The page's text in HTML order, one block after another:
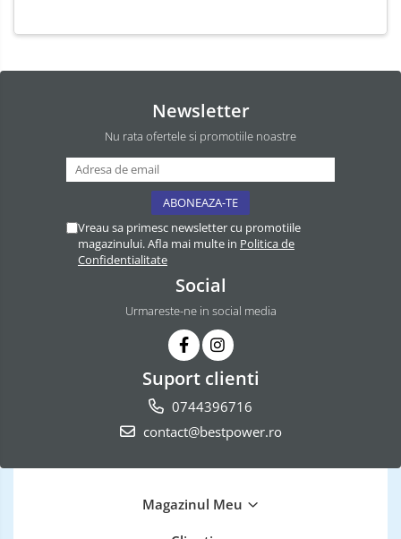
Newsletter
Nu rata ofertele si promotiile noastre
Vreau sa primesc newsletter cu promotiile
magazinului. Afla mai multe in Politica de
Confidentialitate
Social
Urmareste-ne in social media
Suport clienti
0744396716
contact@bestpower.ro
Magazinul Meu